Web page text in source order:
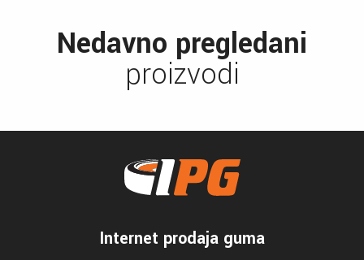
Nedavno pregledani
proizvodi
Internet prodaja guma